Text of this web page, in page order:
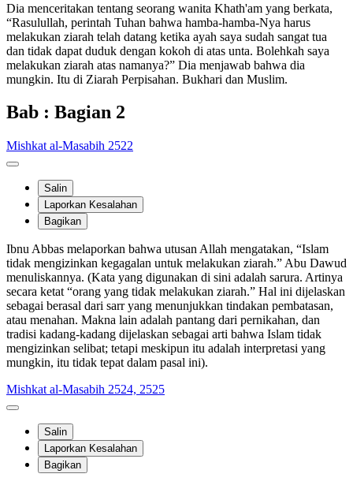
Dia menceritakan tentang seorang wanita Khath'am yang berkata,
“Rasulullah, perintah Tuhan bahwa hamba-hamba-Nya harus
melakukan ziarah telah datang ketika ayah saya sudah sangat tua
dan tidak dapat duduk dengan kokoh di atas unta. Bolehkah saya
melakukan ziarah atas namanya?” Dia menjawab bahwa dia
mungkin. Itu di Ziarah Perpisahan. Bukhari dan Muslim.
Bab : Bagian 2
Mishkat al-Masabih 2522
Salin
Laporkan Kesalahan
Bagikan
Ibnu Abbas melaporkan bahwa utusan Allah mengatakan, “Islam
tidak mengizinkan kegagalan untuk melakukan ziarah.” Abu Dawud
menuliskannya. (Kata yang digunakan di sini adalah sarura. Artinya
secara ketat “orang yang tidak melakukan ziarah.” Hal ini dijelaskan
sebagai berasal dari sarr yang menunjukkan tindakan pembatasan,
atau menahan. Makna lain adalah pantang dari pernikahan, dan
tradisi kadang-kadang dijelaskan sebagai arti bahwa Islam tidak
mengizinkan selibat; tetapi meskipun itu adalah interpretasi yang
mungkin, itu tidak tepat dalam pasal ini).
Mishkat al-Masabih 2524, 2525
Salin
Laporkan Kesalahan
Bagikan